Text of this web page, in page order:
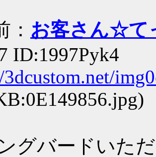
： お客さん☆て
ID:1997Pyk4
グバードいた